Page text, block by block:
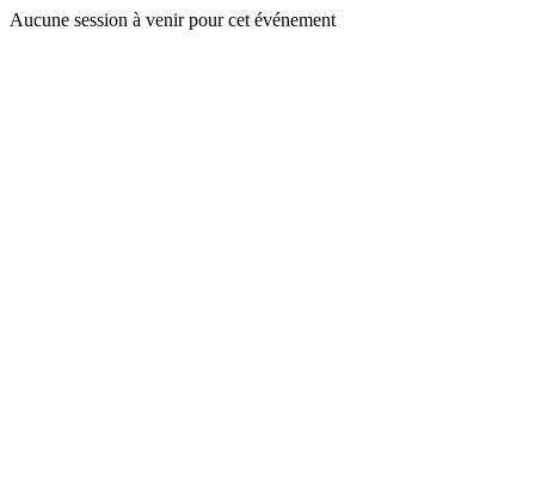
Aucune session à venir pour cet événement